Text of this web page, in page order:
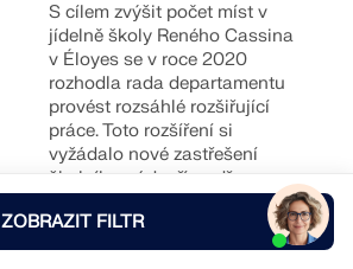
ZOBRAZIT FILTR
S cílem zvýšit počet míst v
jídelně školy Reného Cassina
v Éloyes se v roce 2020
rozhodla rada departamentu
provést rozsáhlé rozšiřující
práce. Toto rozšíření si
vyžádalo nové zastřešení
školního nádvoří ze dřeva o